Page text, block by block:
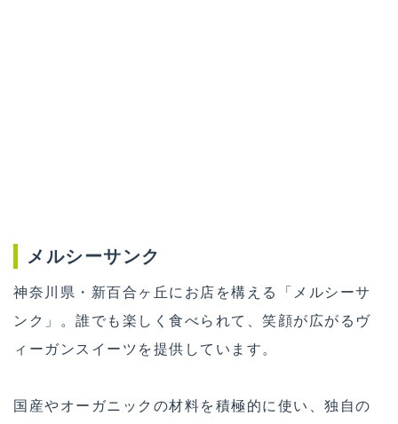
メルシーサンク
神奈川県・新百合ヶ丘にお店を構える「メルシーサ
ンク」。誰でも楽しく食べられて、笑顔が広がるヴ
ィーガンスイーツを提供しています。
国産やオーガニックの材料を積極的に使い、独自の